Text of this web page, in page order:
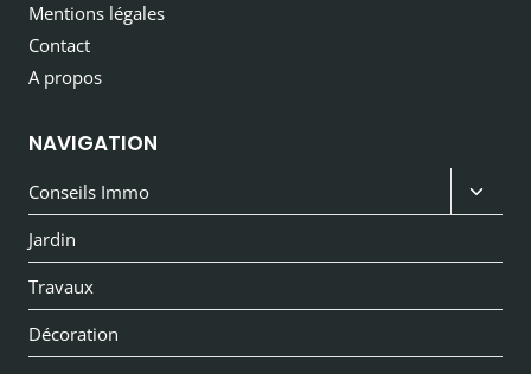
Mentions légales
Contact
A propos
NAVIGATION
Conseils Immo
le
menu
Jardin
Travaux
Décoration